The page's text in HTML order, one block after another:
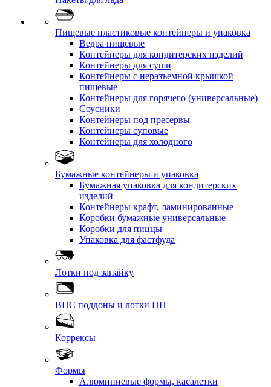
Пищевые пластиковые контейнеры и упаковка
Ведра пищевые
Контейнеры для кондитерских изделий
Контейнеры для суши
Контейнеры с неразъемной крышкой
пищевые
Контейнеры для горячего (универсальные)
Соусники
Контейнеры под пресервы
Контейнеры суповые
Контейнеры для холодного
Бумажные контейнеры и упаковка
Бумажная упаковка для кондитерских
изделий
Контейнеры крафт, ламинированные
Коробки бумажные универсальные
Коробки для пиццы
Упаковка для фастфуда
Лотки под запайку
ВПС поддоны и лотки ПП
Коррексы
Формы
Алюминиевые формы, касалетки